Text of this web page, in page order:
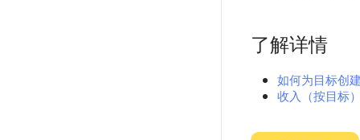
了解详情
如何为目标创
收入（按目标